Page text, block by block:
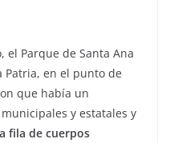
el Parque de Santa Ana
en el punto de
que había un
y estatales y
fila de cuerpos